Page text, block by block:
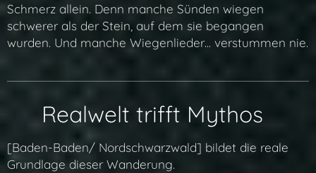
Schmerz allein. Denn manche Sünden wiegen
schwerer als der Stein, auf dem sie begangen
wurden. Und manche Wiegenlieder... verstummen nie.
🌍 Realwelt trifft Mythos
[Baden-Baden/ Nordschwarzwald] bildet die reale
Grundlage dieser Wanderung.